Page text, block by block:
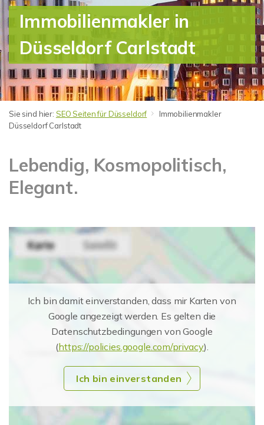
Immobilienmakler in
Düsseldorf Carlstadt
Sie sind hier: SEO Seiten für Düsseldorf
Immobilienmakler
Düsseldorf Carlstadt
Lebendig, Kosmopolitisch,
Elegant.
Ich bin damit einverstanden, dass mir Karten von
Google angezeigt werden. Es gelten die
Datenschutzbedingungen von Google
(https://policies.google.com/privacy).
Ich bin einverstanden